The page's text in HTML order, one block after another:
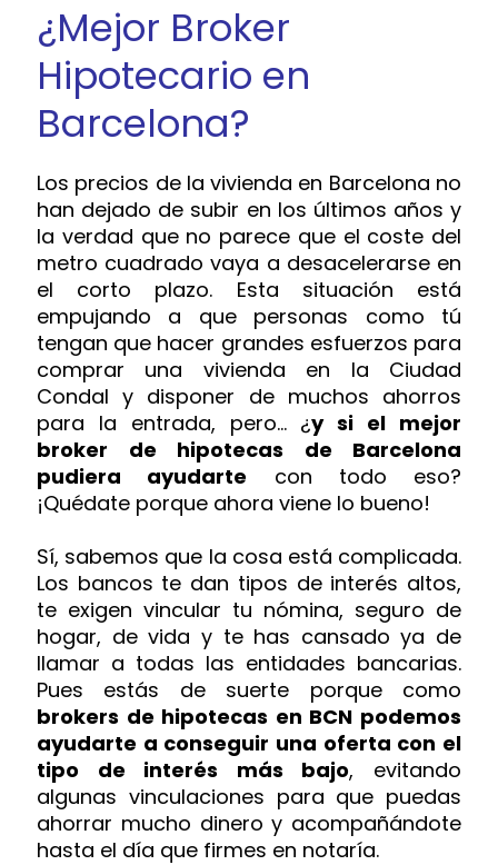
¿Mejor Broker
Hipotecario en
Barcelona?
Los precios de la vivienda en Barcelona no
han dejado de subir en los últimos años y
la verdad que no parece que el coste del
metro cuadrado vaya a desacelerarse en
el corto plazo. Esta situación está
empujando a que personas como tú
tengan que hacer grandes esfuerzos para
comprar una vivienda en la Ciudad
Condal y disponer de muchos ahorros
para la entrada, pero... ¿y si el mejor
broker de hipotecas de Barcelona
pudiera ayudarte con todo eso?
¡Quédate porque ahora viene lo bueno!
Sí, sabemos que la cosa está complicada.
Los bancos te dan tipos de interés altos,
te exigen vincular tu nómina, seguro de
hogar, de vida y te has cansado ya de
llamar a todas las entidades bancarias.
Pues estás de suerte porque como
brokers de hipotecas en BCN podemos
ayudarte a conseguir una oferta con el
tipo de interés más bajo, evitando
algunas vinculaciones para que puedas
ahorrar mucho dinero y acompañándote
hasta el día que firmes en notaría.